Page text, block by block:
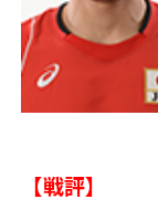
【戦評】